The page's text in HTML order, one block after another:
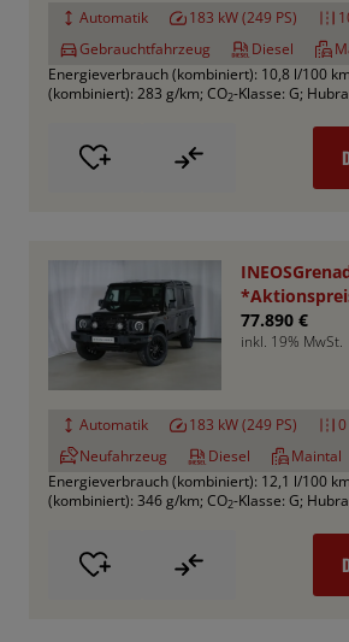
Automatik 183 kW (249 PS)
Gebrauchtfahrzeug
Diesel
Energieverbrauch (kombiniert): 10,8 l/100 km
(kombiniert): 283 g/km; CO2-Klasse: G;
77.890 €
inkl. 19% MwSt.
Automatik 183 kW (249 PS)
Neufahrzeug
Diesel
Maintal
Energieverbrauch (kombiniert): 12,1 l/100 km
(kombiniert): 346 g/km; CO2-Klasse: G;